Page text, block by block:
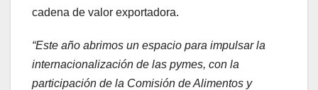
cadena de valor exportadora.
“Este año abrimos un espacio para impulsar la
internacionalización de las pymes, con la
participación de la Comisión de Alimentos y